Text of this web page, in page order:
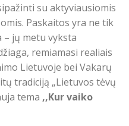
su aktyviausiomis
Paskaitos yra ne tik
jų metu vyksta
remiamasi realiais
Lietuvoje bei Vakarų
tradiciją „Lietuvos tėvų
tema ,,Kur vaiko